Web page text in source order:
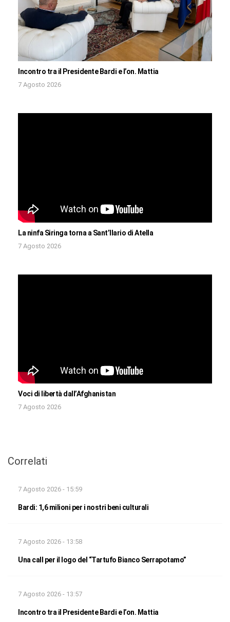
Incontro tra il Presidente Bardi e l’on. Mattia
7 Agosto 2026
La ninfa Siringa torna a Sant’Ilario di Atella
7 Agosto 2026
Voci di libertà dall’Afghanistan
7 Agosto 2026
Correlati
7 Agosto 2026 - 15:59
Bardi: 1,6 milioni per i nostri beni culturali
7 Agosto 2026 - 13:58
Una call per il logo del “Tartufo Bianco Serrapotamo”
7 Agosto 2026 - 13:57
Incontro tra il Presidente Bardi e l’on. Mattia